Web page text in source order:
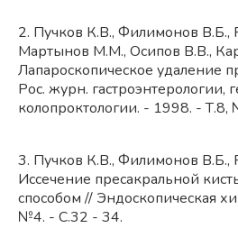
2. Пучков К.В., Филимонов В.Б.,
Мартынов М.М., Осипов В.В.,
Лапароскопическое удаление
Рос. журн. гастроэнтерологии,
колопроктологии. - 1998. -
3. Пучков К.В., Филимонов В.Б.,
Иссечение пресакральной
способом // Эндоскопическая
№4. - С.32 - 34.